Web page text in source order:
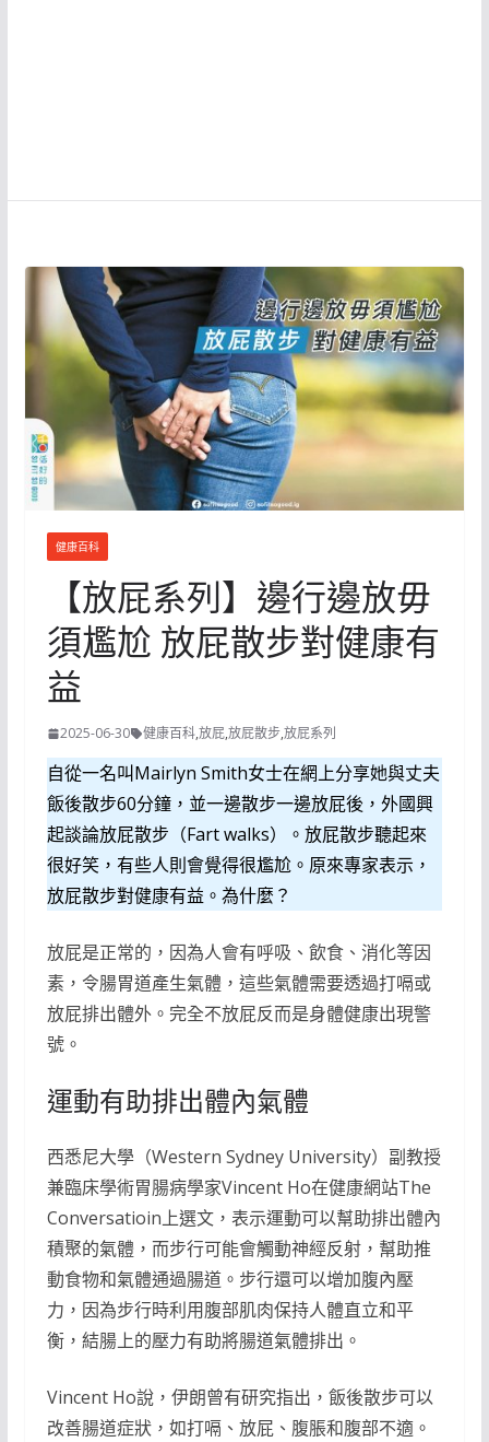
健康百科
【放屁系列】邊行邊放毋
須尷尬 放屁散步對健康有
益
2025-06-30 健康百科,放屁,放屁散步,放屁系列
自從一名叫Mairlyn Smith女士在網上分享她與丈夫
飯後散步60分鐘，並一邊散步一邊放屁後，外國興
起談論放屁散步（Fart walks）。放屁散步聽起來
很好笑，有些人則會覺得很尷尬。原來專家表示，
放屁散步對健康有益。為什麼？
放屁是正常的，因為人會有呼吸、飲食、消化等因
素，令腸胃道產生氣體，這些氣體需要透過打嗝或
放屁排出體外。完全不放屁反而是身體健康出現警
號。
運動有助排出體內氣體
西悉尼大學（Western Sydney University）副教授
兼臨床學術胃腸病學家Vincent Ho在健康網站The
Conversatioin上選文，表示運動可以幫助排出體內
積聚的氣體，而步行可能會觸動神經反射，幫助推
動食物和氣體通過腸道。步行還可以增加腹內壓
力，因為步行時利用腹部肌肉保持人體直立和平
衡，結腸上的壓力有助將腸道氣體排出。
Vincent Ho說，伊朗曾有研究指出，飯後散步可以
改善腸道症狀，如打嗝、放屁、腹脹和腹部不適。